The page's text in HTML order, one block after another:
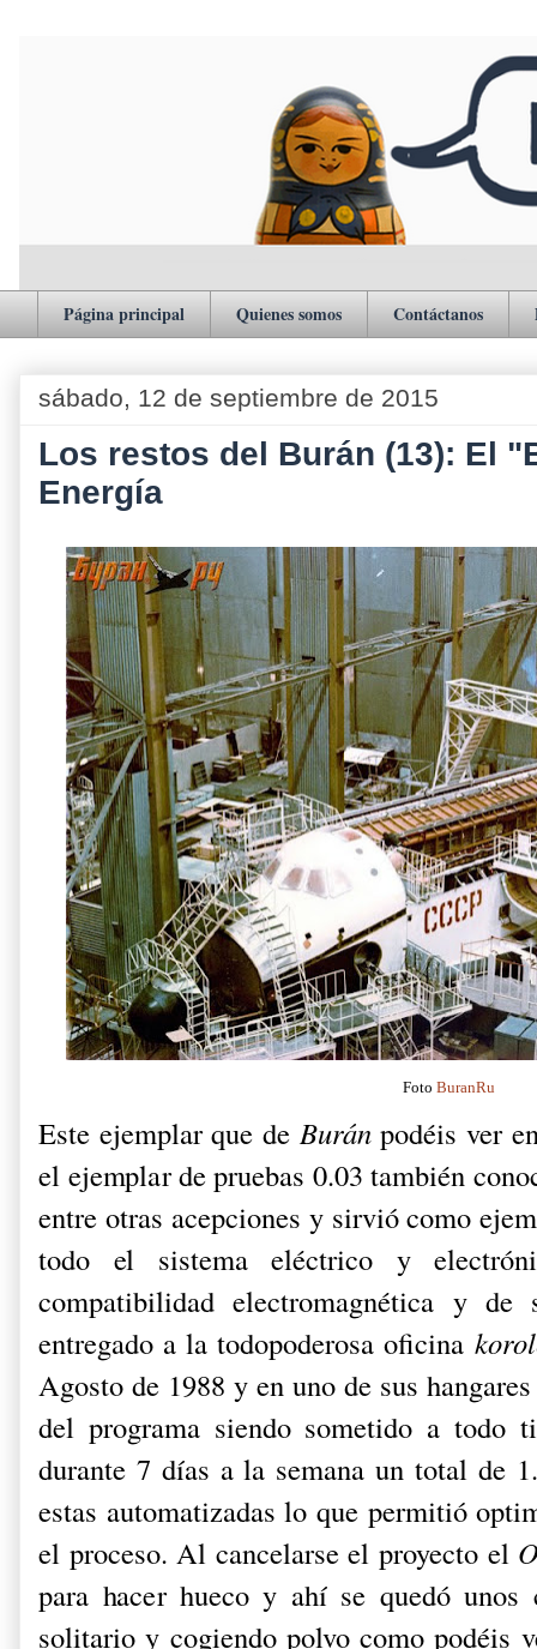
Página principal Quienes somos Contáctanos
sábado, 12 de septiembre de 2015
Los restos del Burán (13): El
Energía
FotoBuranRu
Este ejemplar que de Buránpodéis ver
el ejemplar de pruebas 0.03 también
entre otras acepciones y sirvió como
todo el sistema eléctrico y
compatibilidad electromagnética y
entregado a la todopoderosa oficina
Agosto de 1988 y en uno de sus
del programa siendo sometido a todo
durante 7 días a la semana un total de
estas automatizadas lo que permitió
el proceso. Al cancelarse el proyecto el
para hacer hueco y ahí se quedó unos
solitario y cogiendo polvo como podéis